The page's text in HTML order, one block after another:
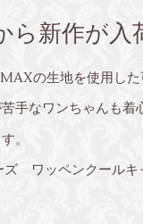
ら新作が
の生地を使用した
手なワンちゃんも着
。
ズ ワッペンクールキ